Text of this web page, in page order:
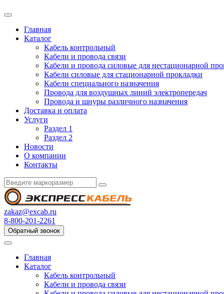
Главная
Каталог
Кабель контрольный
Кабели и провода связи
Кабели и провода силовые для нестационарной
Кабели силовые для стационарной прокладки
Кабели специального назначения
Провода для воздушных линий электропередач
Провода и шнуры различного назначения
Доставка и оплата
Услуги
Раздел 1
Раздел 2
Новости
О компании
Контакты
zakaz@excab.ru
8-800-201-2261
Обратный звонок
Главная
Каталог
Кабель контрольный
Кабели и провода связи